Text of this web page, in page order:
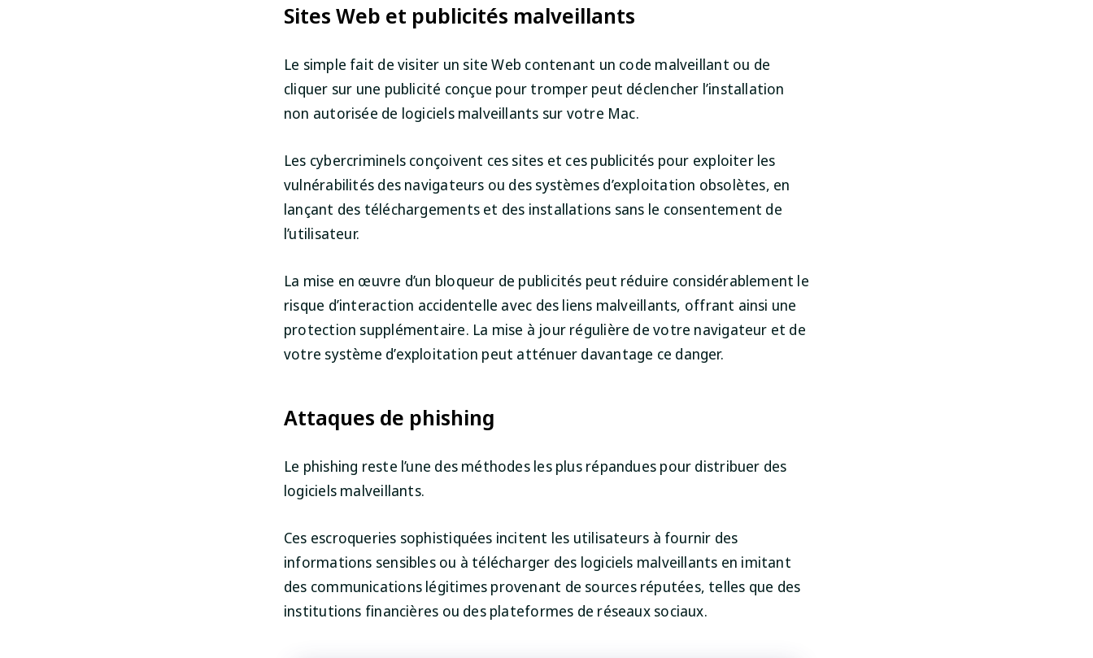
Sites Web et publicités malveillants
Le simple fait de visiter un site Web contenant un code malveillant ou de
cliquer sur une publicité conçue pour tromper peut déclencher l’installation
non autorisée de logiciels malveillants sur votre Mac.
Les cybercriminels conçoivent ces sites et ces publicités pour exploiter les
vulnérabilités des navigateurs ou des systèmes d’exploitation obsolètes, en
lançant des téléchargements et des installations sans le consentement de
l’utilisateur.
La mise en œuvre d’un bloqueur de publicités peut réduire considérablement le
risque d’interaction accidentelle avec des liens malveillants, offrant ainsi une
protection supplémentaire. La mise à jour régulière de votre navigateur et de
votre système d’exploitation peut atténuer davantage ce danger.
Attaques de phishing
Le phishing reste l’une des méthodes les plus répandues pour distribuer des
logiciels malveillants.
Ces escroqueries sophistiquées incitent les utilisateurs à fournir des
informations sensibles ou à télécharger des logiciels malveillants en imitant
des communications légitimes provenant de sources réputées, telles que des
institutions financières ou des plateformes de réseaux sociaux.